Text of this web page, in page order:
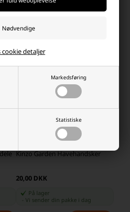
Markedsføring
Statistiske
cookie detaljer
Vi sender din pakke
-
Kinzo Garden Havehandsker
20,00 DKK
På lager
Vi sender din pakke i dag